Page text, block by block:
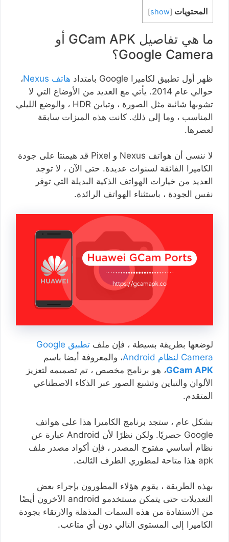
المحتويات [
show
]
ما هي تفاصيل GCam APK أو
Google Camera؟
ظهر أول تطبيق لكاميرا Google بامتداد هاتف Nexus
،
حوالي عام 2014. يأتي مع العديد من الأوضاع التي لا
تشوبها شائبة مثل الصورة ، وتباين HDR ، والوضع الليلي
المناسب ، وما إلى ذلك. كانت هذه الميزات سابقة
لعصرها.
لا ننسى أن هواتف Nexus و Pixel قد هيمنتا على جودة
الكاميرا الفائقة لسنوات عديدة. حتى الآن ، لا توجد
العديد من خيارات الهواتف الذكية البديلة التي توفر
نفس الجودة ، باستثناء الهواتف الرائدة.
لوضعها بطريقة بسيطة ، فإن ملف
تطبيق Google
Camera لنظام Android
، والمعروفة أيضا باسم
GCam APK، هو برنامج مخصص ، تم تصميمه لتعزيز
الألوان والتباين وتشبع الصور عبر الذكاء الاصطناعي
المتقدم.
بشكل عام ، ستجد برنامج الكاميرا هذا على هواتف
Google حصريًا. ولكن نظرًا لأن Android عبارة عن
نظام أساسي مفتوح المصدر ، فإن أكواد مصدر ملف
apk هذا متاحة لمطوري الطرف الثالث.
بهذه الطريقة ، يقوم هؤلاء المطورون بإجراء بعض
التعديلات حتى يتمكن مستخدمو android الآخرون أيضًا
من الاستفادة من هذه السمات المذهلة والارتقاء بجودة
الكاميرا إلى المستوى التالي دون أي متاعب.